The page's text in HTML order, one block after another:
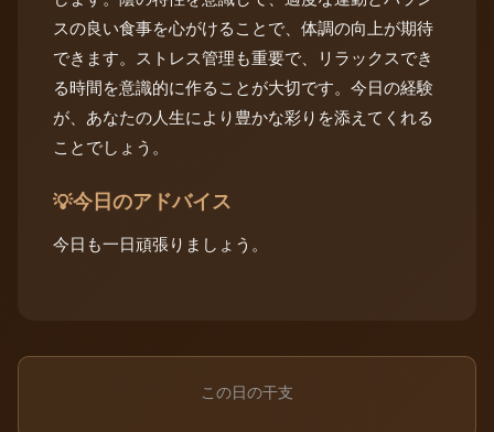
スの良い食事を心がけることで、体調の向上が期待
できます。ストレス管理も重要で、リラックスでき
る時間を意識的に作ることが大切です。今日の経験
が、あなたの人生により豊かな彩りを添えてくれる
ことでしょう。
💡今日のアドバイス
今日も一日頑張りましょう。
この日の干支